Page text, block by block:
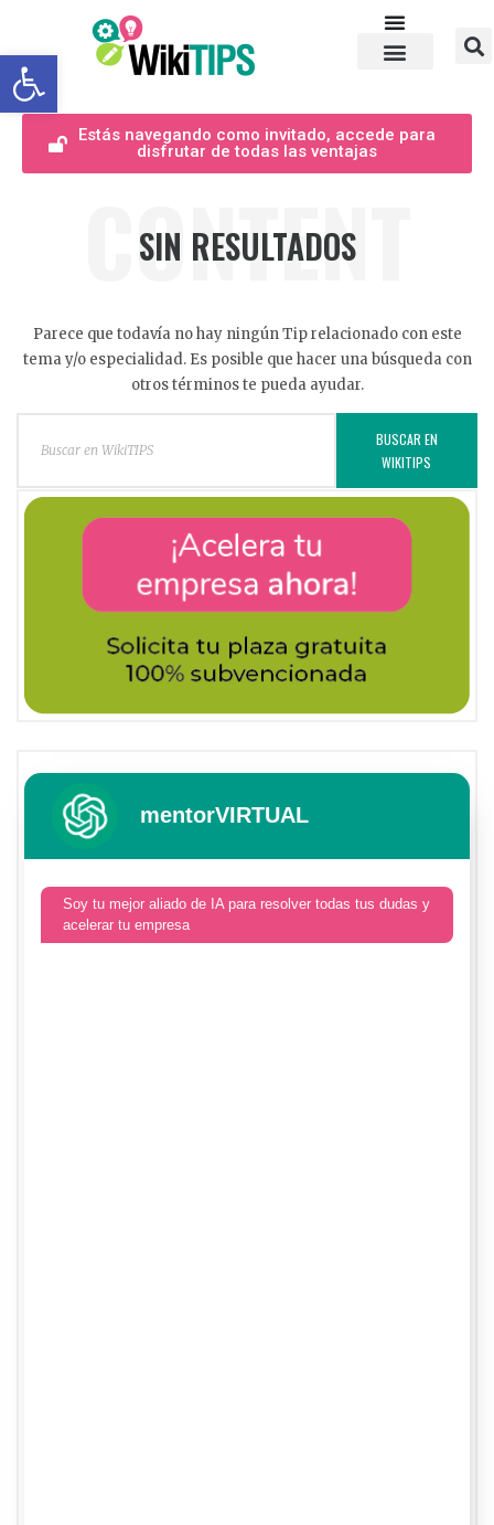
Abrir barra de herramientas
Estás navegando como invitado, accede para
disfrutar de todas las ventajas
CONTENT
SIN RESULTADOS
Parece que todavía no hay ningún Tip relacionado con este
tema y/o especialidad. Es posible que hacer una búsqueda con
otros términos te pueda ayudar.
BUSCAR EN
WIKITIPS
mentorVIRTUAL
Soy tu mejor aliado de IA para resolver todas tus dudas y
acelerar tu empresa